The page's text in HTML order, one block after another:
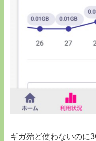
ギガ殆ど使わないのに